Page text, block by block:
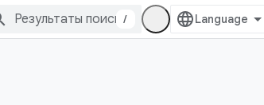
/